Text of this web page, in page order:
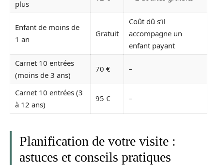
plus
Enfant de moins de
1 an
Gratuit
Coût dû s’il
accompagne un
enfant payant
Carnet 10 entrées
(moins de 3 ans)
70 € –
Carnet 10 entrées (3
à 12 ans)
95 € –
Planification de votre visite :
astuces et conseils pratiques